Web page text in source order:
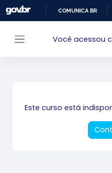
Ir para o conteúdo principal
COMUNICA BR
Você acessou
Este curso está